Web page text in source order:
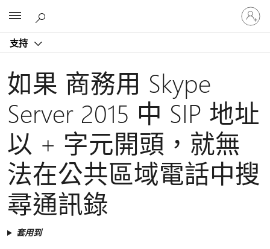
支持
登
入
您
如果 商務用 Skype
Server 2015 中 SIP 地址
以 + 字元開頭，就無
法在公共區域電話中搜
尋通訊錄
套用到